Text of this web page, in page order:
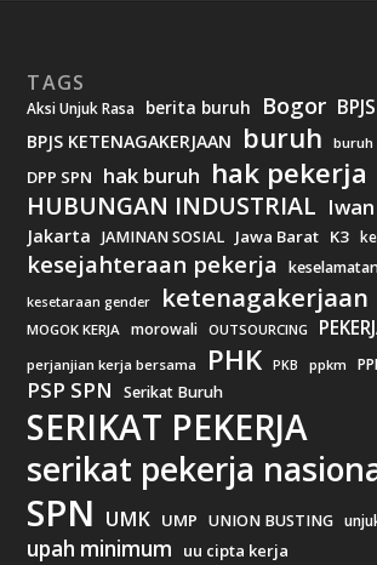
TAGS
Aksi Unjuk Rasa berita buruh Bogor
BPJS KETENAGAKERJAAN buruh buruh
DPP SPN hak buruh hak pekerja
HUBUNGAN INDUSTRIAL
Jakarta JAMINAN SOSIAL Jawa Barat K3
kesejahteraan pekerja
kesetaraan gender ketenagakerjaan
MOGOK KERJA morowali OUTSOURCING
perjanjian kerja bersama PHK PKB ppkm
PSP SPN Serikat Buruh
SERIKAT PEKERJA
serikat pekerja
SPN UMK UMP UNION BUSTING
upah minimum uu cipta kerja